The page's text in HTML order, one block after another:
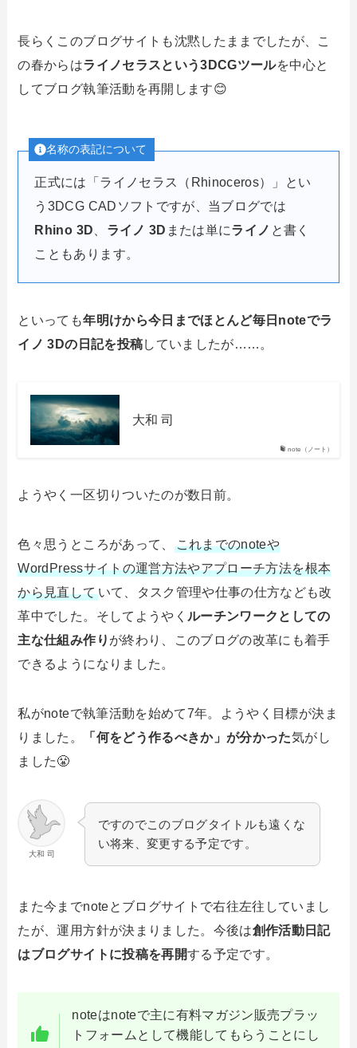
長らくこのブログサイトも沈黙したままでしたが、こ
の春からはライノセラスという3DCGツールを中心と
してブログ執筆活動を再開します😊
名称の表記について
正式には「ライノセラス（Rhinoceros）」とい
う3DCG CADソフトですが、当ブログでは
Rhino 3D
ライノ 3D または単にライノ と書く
こともあります。
といっても年明けから今日までほとんど毎日noteでラ
イノ 3Dの日記を投稿していましたが……。
note（ノート）
大和 司
ようやく一区切りついたのが数日前。
色々思うところがあって、
これまでのnoteや
WordPressサイトの運営方法やアプローチ方法を根本
から見直していて、タスク管理や仕事の仕方なども改
革中でした。そしてようやく ルーチンワークとしての
主な仕組み作り が終わり、このブログの改革にも着手
できるようになりました。
私がnoteで執筆活動を始めて7年。ようやく目標が決ま
りました。
「何をどう作るべきか」が分かった気がし
ました😤
大和 司
ですのでこのブログタイトルも遠くな
い将来、変更する予定です。
また今までnoteとブログサイトで右往左往していまし
たが、運用方針が決まりました。今後は創作活動日記
はブログサイトに投稿を再開する予定です。
noteはnoteで主に有料マガジン販売プラッ
トフォームとして機能してもらうことにし